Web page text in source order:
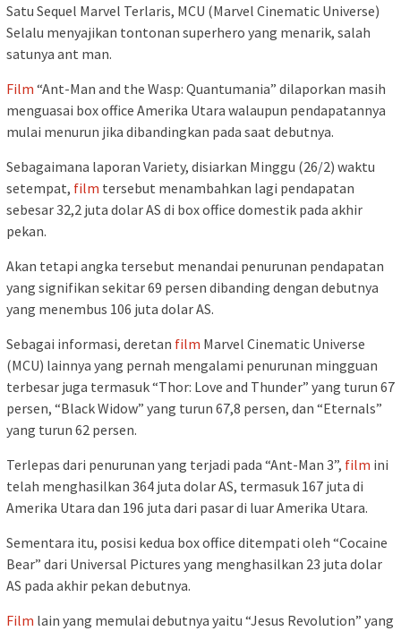
Satu Sequel Marvel Terlaris, MCU (Marvel Cinematic Universe)
Selalu menyajikan tontonan superhero yang menarik, salah
satunya ant man.
Film “Ant-Man and the Wasp: Quantumania” dilaporkan masih
menguasai box office Amerika Utara walaupun pendapatannya
mulai menurun jika dibandingkan pada saat debutnya.
Sebagaimana laporan Variety, disiarkan Minggu (26/2) waktu
setempat, film tersebut menambahkan lagi pendapatan
sebesar 32,2 juta dolar AS di box office domestik pada akhir
pekan.
Akan tetapi angka tersebut menandai penurunan pendapatan
yang signifikan sekitar 69 persen dibanding dengan debutnya
yang menembus 106 juta dolar AS.
Sebagai informasi, deretan film Marvel Cinematic Universe
(MCU) lainnya yang pernah mengalami penurunan mingguan
terbesar juga termasuk “Thor: Love and Thunder” yang turun 67
persen, “Black Widow” yang turun 67,8 persen, dan “Eternals”
yang turun 62 persen.
Terlepas dari penurunan yang terjadi pada “Ant-Man 3”, film ini
telah menghasilkan 364 juta dolar AS, termasuk 167 juta di
Amerika Utara dan 196 juta dari pasar di luar Amerika Utara.
Sementara itu, posisi kedua box office ditempati oleh “Cocaine
Bear” dari Universal Pictures yang menghasilkan 23 juta dolar
AS pada akhir pekan debutnya.
Film lain yang memulai debutnya yaitu “Jesus Revolution” yang